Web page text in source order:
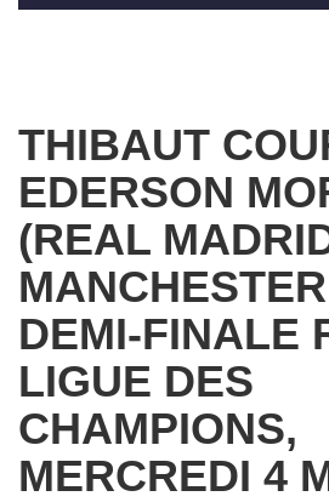
THIBAUT
EDERSON
(REAL
DEMI-FINALE
LIGUE DES
CHAMPIONS,
MERCREDI 4